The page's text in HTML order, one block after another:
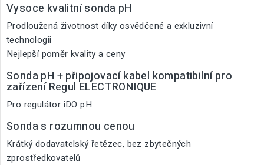
Vysoce kvalitní sonda pH
Prodloužená životnost díky osvědčené a exkluzivní
technologii
Nejlepší poměr kvality a ceny
Sonda pH + připojovací kabel kompatibilní pro
zařízení Regul ELECTRONIQUE
Pro regulátor iDO pH
Sonda s rozumnou cenou
Krátký dodavatelský řetězec, bez zbytečných
zprostředkovatelů